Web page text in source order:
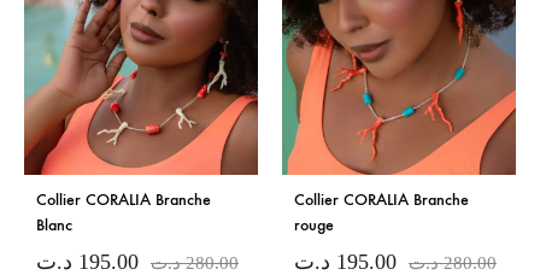
Collier CORALIA Branche
Blanc
195.00 د.ت 280.00 د.ت
Collier CORALIA Branche
rouge
195.00 د.ت 280.00 د.ت